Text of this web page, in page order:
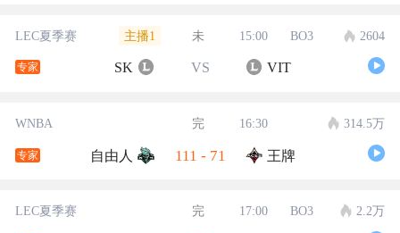
LEC夏季赛 主播1 未 15:00 BO3 2604
专家 SK VS VIT
WNBA 完 16:30 314.5万
专家 自由人 111 - 71 王牌
LEC夏季赛 完 17:00 BO3 2.2万